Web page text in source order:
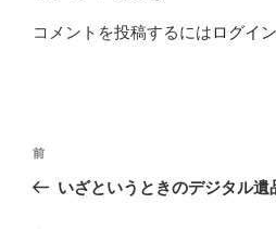
コメントを投稿するにはログイン
投
前
の
前
いざというときのデジタル遺